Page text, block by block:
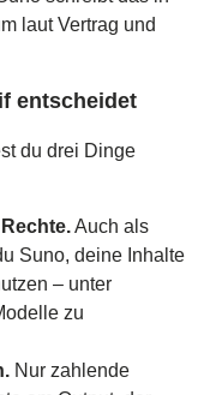
laut Vertrag und
entscheidet
du drei Dinge
Auch als
Suno, deine Inhalte
– unter
zu
Nur zahlende